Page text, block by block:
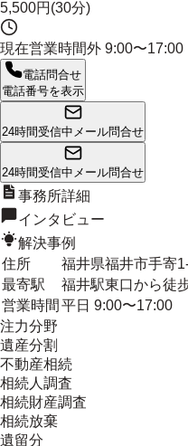
5,500円(30分)
現在営業時間外 9:00〜17:00
電話問合せ
電話番号を表示
24時間受信中 メール問合せ
24時間受信中 メール問合せ
事務所詳細
インタビュー
解決事例
住所
福井県福井市手寄
最寄駅
福井駅東口から徒
営業時間 平日 9:00〜17:00
注力分野
遺産分割
不動産相続
相続人調査
相続財産調査
相続放棄
遺留分